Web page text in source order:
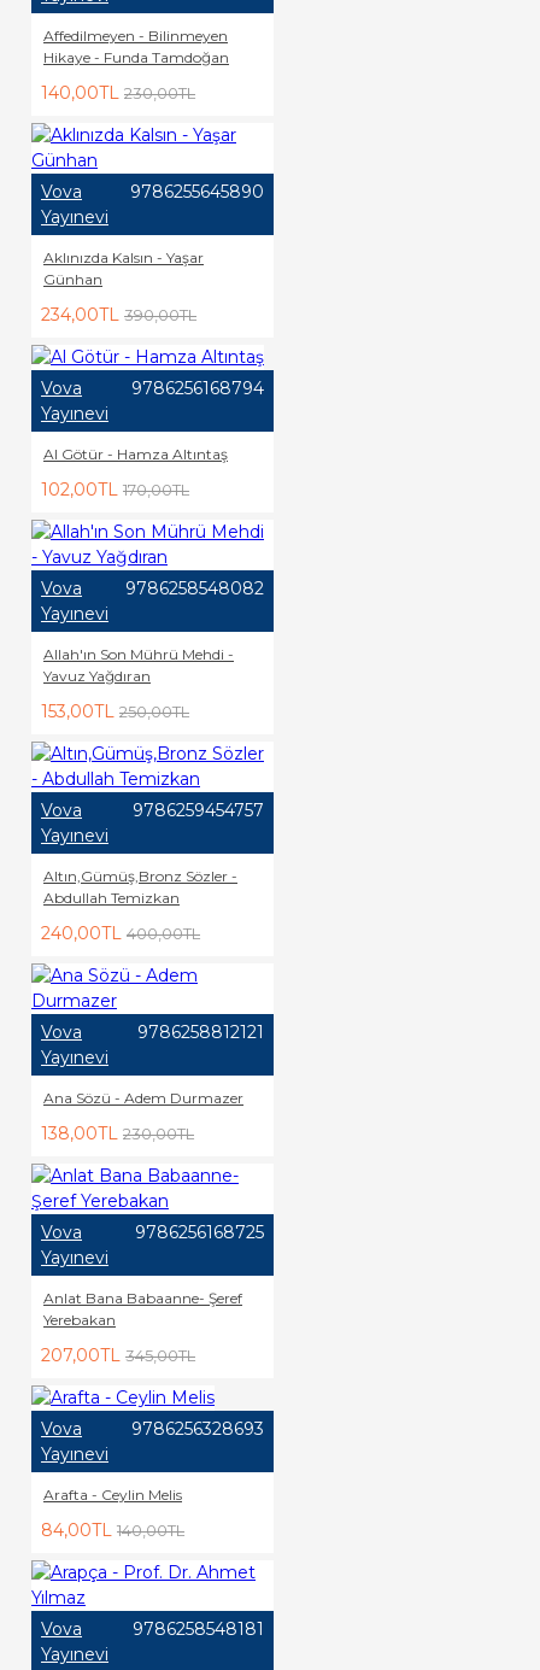
Affedilmeyen - Bilinmeyen
Hikaye - Funda Tamdoğan
140,00TL 230,00TL
Vova
Yayınevi
9786255645890
Aklınızda Kalsın - Yaşar
Günhan
234,00TL 390,00TL
Vova
Yayınevi
9786256168794
Al Götür - Hamza Altıntaş
102,00TL 170,00TL
Vova
Yayınevi
9786258548082
Allah'ın Son Mührü Mehdi -
Yavuz Yağdıran
153,00TL 250,00TL
Vova
Yayınevi
9786259454757
Altın,Gümüş,Bronz Sözler -
Abdullah Temizkan
240,00TL 400,00TL
Vova
Yayınevi
9786258812121
Ana Sözü - Adem Durmazer
138,00TL 230,00TL
Vova
Yayınevi
9786256168725
Anlat Bana Babaanne- Şeref
Yerebakan
207,00TL 345,00TL
Vova
Yayınevi
9786256328693
Arafta - Ceylin Melis
84,00TL 140,00TL
Vova
Yayınevi
9786258548181